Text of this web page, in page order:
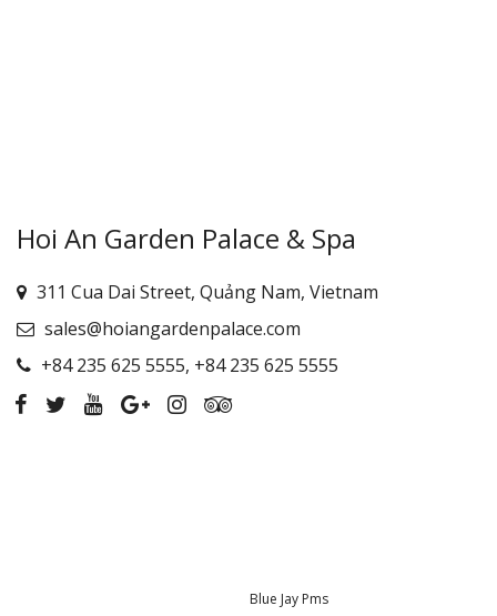
Hoi An Garden Palace & Spa
311 Cua Dai Street, Quảng Nam, Vietnam
sales@hoiangardenpalace.com
+84 235 625 5555, +84 235 625 5555
Blue Jay Pms